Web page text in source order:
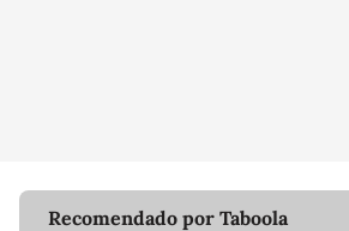
Recomendado por Taboola